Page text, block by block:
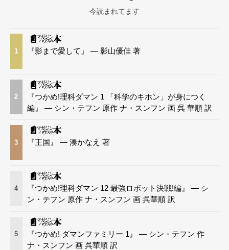
今読まれてます
1 『影まで愛して』 — 影山優佳 著
2
『つかめ!理科ダマン 1 「科学のキホン」が身につく
編』 — シン・テフン 原作 ナ・スンフン 画 呉 華順 訳
3 『王国』 — 湊かなえ 著
4
『つかめ!理科ダマン 12 最強ロボット決戦!編』 — シ
ン・テフン 原作 ナ・スンフン 画 呉華順 訳
5
『つかめ! ダマンファミリー 1』 — シン・テフン 作
ナ・スンフン 画 呉華順 訳